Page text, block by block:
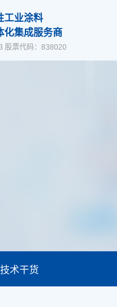
工业涂料
化集成服务商
股票代码：838020
技术干货